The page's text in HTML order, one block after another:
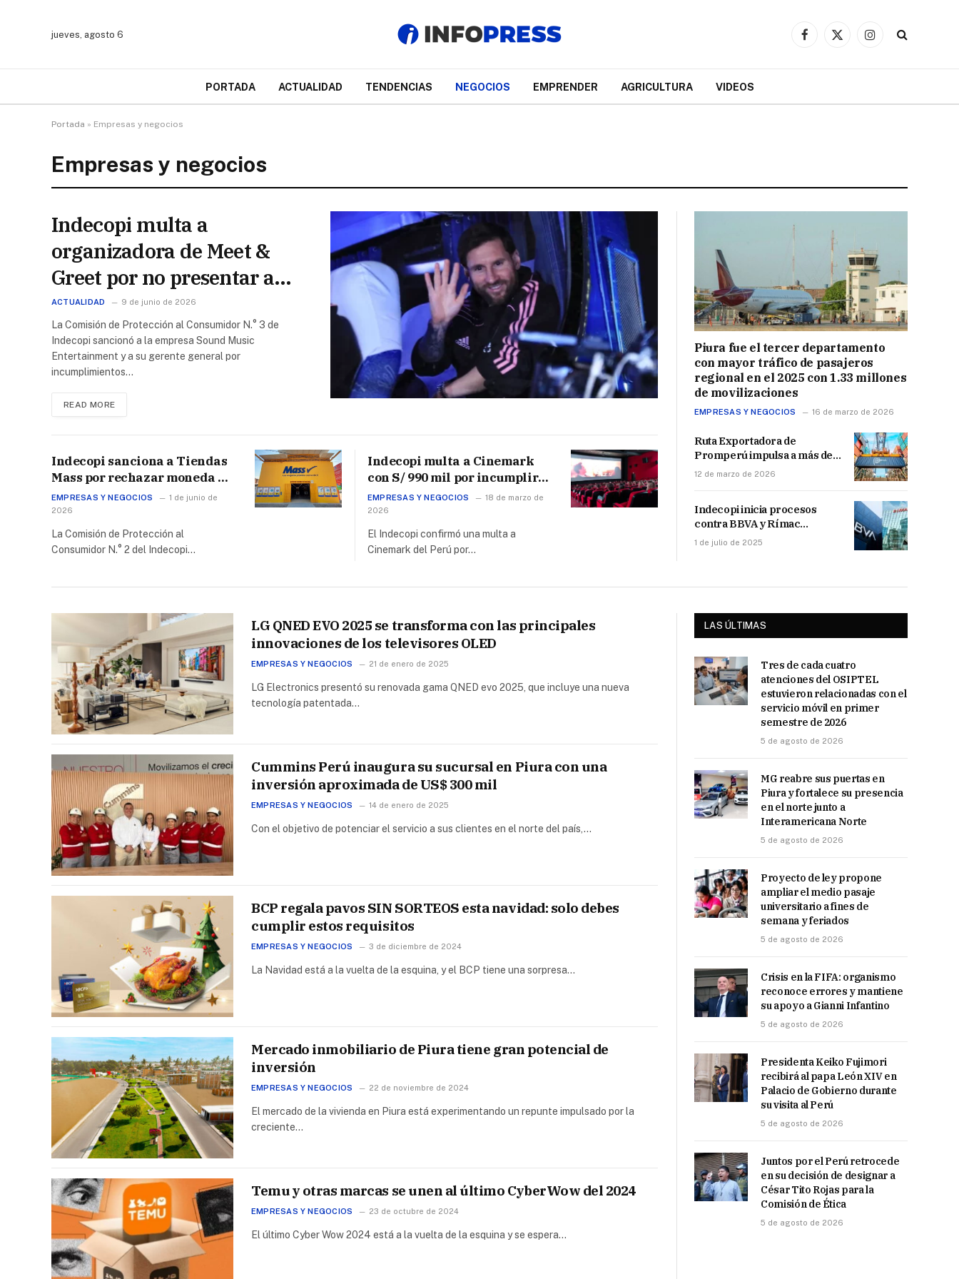
jueves, agosto 6
Facebook
X
Instagram
PORTADA ACTUALIDAD TENDENCIAS NEGOCIOS EMPRENDER AGRICULTURA VIDEOS
Portada » Empresas y negocios
Empresas y negocios
Indecopi multa a
organizadora de Meet &
Greet por no presentar a
Lionel Messi previo a
partido Inter Miami vs.
Universitario
ACTUALIDAD 9 de junio de 2026
La Comisión de Protección al Consumidor N.° 3 de
Indecopi sancionó a la empresa Sound Music
Entertainment y a su gerente general por
incumplimientos…
READ MORE
Indecopi sanciona a Tiendas
Mass por rechazar moneda de
S/5 a adulto mayor
EMPRESAS Y NEGOCIOS
1 de junio de
2026
La Comisión de Protección al
Consumidor N.° 2 del Indecopi…
Indecopi multa a Cinemark
con S/ 990 mil por incumplir
pago a artistas intérpretes
EMPRESAS Y NEGOCIOS
18 de marzo de
2026
El Indecopi confirmó una multa a
Cinemark del Perú por…
Piura fue el tercer departamento
con mayor tráfico de pasajeros
regional en el 2025 con 1.33 millones
de movilizaciones
EMPRESAS Y NEGOCIOS 16 de marzo de 2026
Ruta Exportadora de
Promperú impulsa a más de
23 mil empresas hacia
12 de marzo de 2026
Indecopi inicia procesos
contra BBVA y Rímac
Seguros por llamadas SPAM
1 de julio de 2025
LG QNED EVO 2025 se transforma con las principales
innovaciones de los televisores OLED
EMPRESAS Y NEGOCIOS 21 de enero de 2025
LG Electronics presentó su renovada gama QNED evo 2025, que incluye una nueva
tecnología patentada…
Cummins Perú inaugura su sucursal en Piura con una
inversión aproximada de US$ 300 mil
EMPRESAS Y NEGOCIOS 14 de enero de 2025
Con el objetivo de potenciar el servicio a sus clientes en el norte del país,…
BCP regala pavos SIN SORTEOS esta navidad: solo debes
cumplir estos requisitos
EMPRESAS Y NEGOCIOS 3 de diciembre de 2024
La Navidad está a la vuelta de la esquina, y el BCP tiene una sorpresa…
Mercado inmobiliario de Piura tiene gran potencial de
inversión
EMPRESAS Y NEGOCIOS 22 de noviembre de 2024
El mercado de la vivienda en Piura está experimentando un repunte impulsado por la
creciente…
Temu y otras marcas se unen al último CyberWow del 2024
EMPRESAS Y NEGOCIOS 23 de octubre de 2024
El último Cyber Wow 2024 está a la vuelta de la esquina y se espera…
LAS ÚLTIMAS
Tres de cada cuatro
atenciones del OSIPTEL
estuvieron relacionadas con el
servicio móvil en primer
semestre de 2026
5 de agosto de 2026
MG reabre sus puertas en
Piura y fortalece su presencia
en el norte junto a
Interamericana Norte
5 de agosto de 2026
Proyecto de ley propone
ampliar el medio pasaje
universitario a fines de
semana y feriados
5 de agosto de 2026
Crisis en la FIFA: organismo
reconoce errores y mantiene
su apoyo a Gianni Infantino
5 de agosto de 2026
Presidenta Keiko Fujimori
recibirá al papa León XIV en
Palacio de Gobierno durante
su visita al Perú
5 de agosto de 2026
Juntos por el Perú retrocede
en su decisión de designar a
César Tito Rojas para la
Comisión de Ética
5 de agosto de 2026